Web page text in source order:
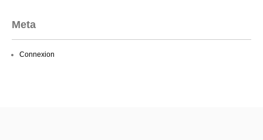
Meta
Connexion